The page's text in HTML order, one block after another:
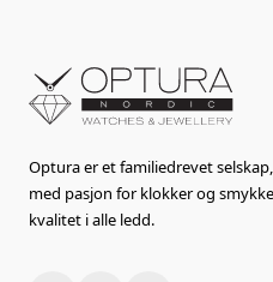
Optura er et familiedrevet
med pasjon for klokker og
kvalitet i alle ledd.